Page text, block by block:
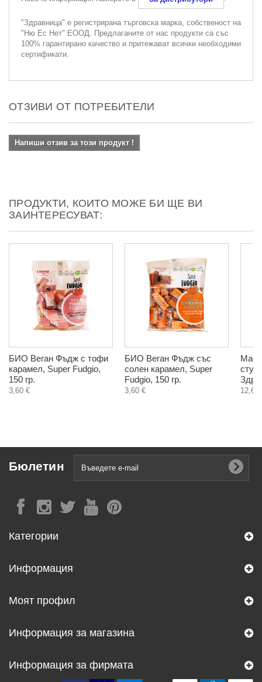
"Здравница" е регистрирана търговска марка, собственост на
"Ню Ес Нет" ЕООД. Предлаганите от нас продукти са със
100% гарантирано качество и притежават всички необходими
сертификати.
ОТЗИВИ ОТ ПОТРЕБИТЕЛИ
Напиши отзив за този продукт !
ПРОДУКТИ, КОИТО МОЖЕ БИ ЩЕ ВИ
ЗАИНТЕРЕСУВАТ:
БИО Веган Фъдж с тофи
карамел, Super Fudgio,
150 гр.
3,60 €
БИО Веган Фъдж със
солен карамел, Super
Fudgio, 150 гр.
3,60 € 12,60
Бюлетин
Категории
Информация
Моят профил
Информация за магазина
Информация за фирмата